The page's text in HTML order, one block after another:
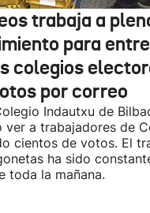
trabaja a
para
colegios
por correo
Indautxu de
ver a trabajadores de
cientos de votos. El
ha sido
toda la mañana.